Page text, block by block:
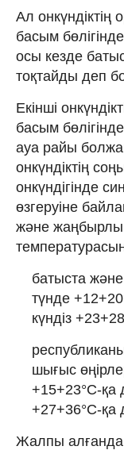
Ал онкүндіктің
басым
осы кезде
тоқтайды деп
Екінші
басым
ауа райы
онкүндіктің
онкүндігінде
өзгеруіне
және жаңбырлы
батыста
түнде
күндіз
шығыс
+15+23°С-қа
+27+36°С-қа
Жалпы